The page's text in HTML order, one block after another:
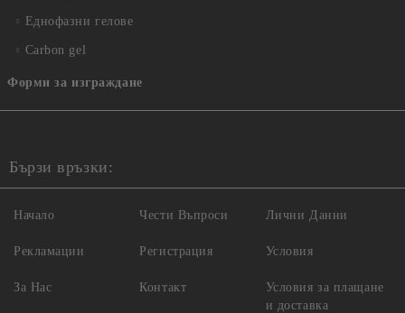
Еднофазни гелове
Carbon gel
Форми за изграждане
Бързи връзки:
Начало
Рекламации
За Нас
Чести Въпроси
Регистрация
Контакт
Лични Данни
Условия
Условия за плащане
и доставка